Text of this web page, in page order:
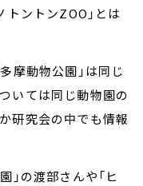
トントンZOO」とは
摩動物公園」は同じ
いては同じ動物園の
研究会の中でも情報
」の渡部さんや「ヒ